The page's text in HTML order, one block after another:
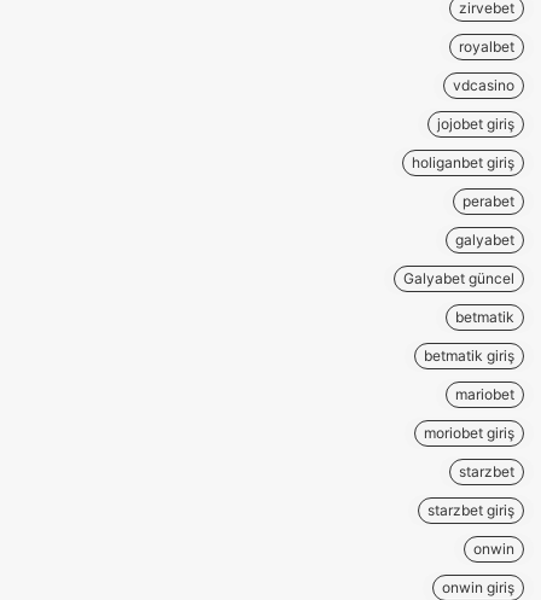
zirvebet
royalbet
vdcasino
jojobet giriş
holiganbet giriş
perabet
galyabet
Galyabet güncel
betmatik
betmatik giriş
mariobet
moriobet giriş
starzbet
starzbet giriş
onwin
onwin giriş